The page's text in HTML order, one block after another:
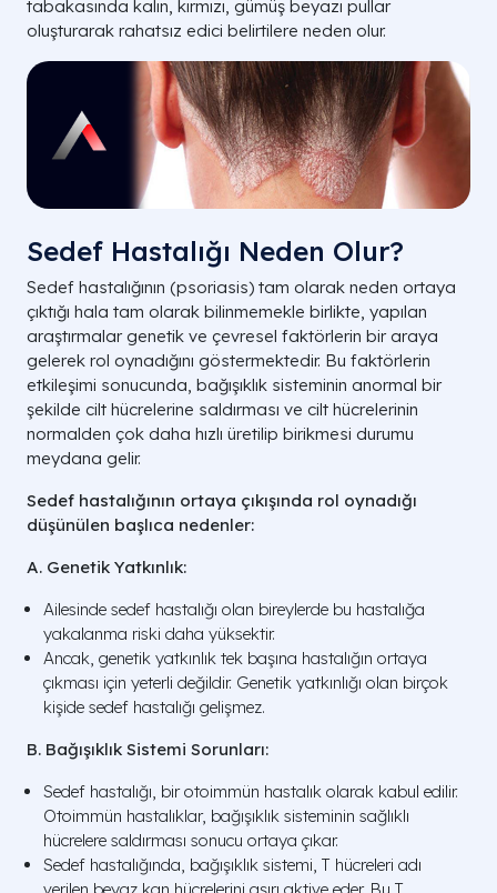
tabakasında kalın, kırmızı, gümüş beyazı pullar
oluşturarak rahatsız edici belirtilere neden olur.
Sedef Hastalığı Neden Olur?
Sedef hastalığının (psoriasis) tam olarak neden ortaya
çıktığı hala tam olarak bilinmemekle birlikte, yapılan
araştırmalar genetik ve çevresel faktörlerin bir araya
gelerek rol oynadığını göstermektedir. Bu faktörlerin
etkileşimi sonucunda, bağışıklık sisteminin anormal bir
şekilde cilt hücrelerine saldırması ve cilt hücrelerinin
normalden çok daha hızlı üretilip birikmesi durumu
meydana gelir.
Sedef hastalığının ortaya çıkışında rol oynadığı
düşünülen başlıca nedenler:
A. Genetik Yatkınlık:
Ailesinde sedef hastalığı olan bireylerde bu hastalığa
yakalanma riski daha yüksektir.
Ancak, genetik yatkınlık tek başına hastalığın ortaya
çıkması için yeterli değildir. Genetik yatkınlığı olan birçok
kişide sedef hastalığı gelişmez.
B. Bağışıklık Sistemi Sorunları:
Sedef hastalığı, bir otoimmün hastalık olarak kabul edilir.
Otoimmün hastalıklar, bağışıklık sisteminin sağlıklı
hücrelere saldırması sonucu ortaya çıkar.
Sedef hastalığında, bağışıklık sistemi, T hücreleri adı